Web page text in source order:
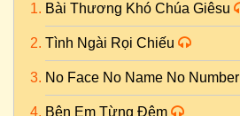
Bài Thương Khó Chúa Giêsu
Tình Ngài Rọi Chiếu
No Face No Name No Number
Bên Em Từng Đêm